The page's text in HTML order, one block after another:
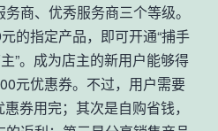
商、优秀服务商三个等级。
的指定产品，即可开通“捕手
”。成为店主的新用户能够得
元优惠券。不过，用户需要
券用完；其次是自购省钱，